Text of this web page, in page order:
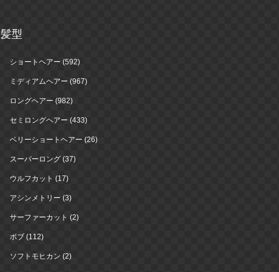
髪型
ショートヘアー (592)
ミディアムヘアー (967)
ロングヘアー (982)
セミロングヘアー (433)
ベリーショートヘアー (26)
スーパーロング (37)
ウルフカット (17)
アシンメトリー (3)
サーファーカット (2)
ボブ (112)
ソフトモヒカン (2)